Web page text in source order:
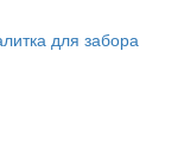
для забора